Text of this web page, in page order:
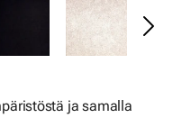
ja samalla